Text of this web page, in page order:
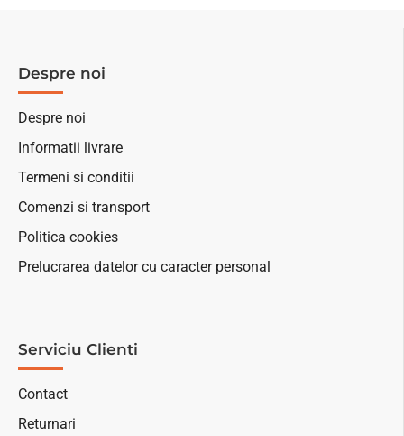
Despre noi
Despre noi
Informatii livrare
Termeni si conditii
Comenzi si transport
Politica cookies
Prelucrarea datelor cu caracter personal
Serviciu Clienti
Contact
Returnari